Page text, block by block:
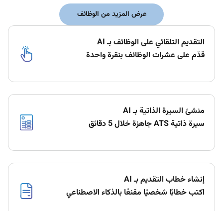
عرض المزيد من الوظائف
التقديم التلقائي على الوظائف بـ AI
قدّم على عشرات الوظائف بنقرة واحدة
منشئ السيرة الذاتية بـ AI
سيرة ذاتية ATS جاهزة خلال 5 دقائق
إنشاء خطاب التقديم بـ AI
اكتب خطابًا شخصيًا مقنعًا بالذكاء الاصطناعي